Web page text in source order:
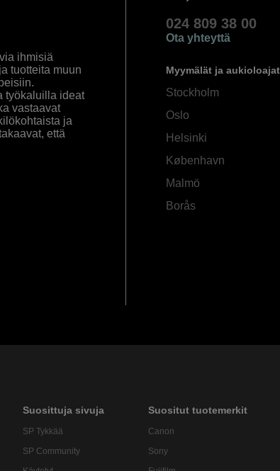
ihmisiä
tuotteita muun
työkaluilla ideat
vastaavat
ja
että
024 809 38 00
Ota yhteyttä
Myymälät ja aukioloajat
Stockholm
Oslo
Helsinki
København
Malmö
Borås
Suosittuja sivuja
SP Tykkää
SP Community
Suositut tuotemerkit
Canon
Sony